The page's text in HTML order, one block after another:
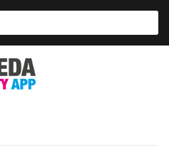
Breda
City
App